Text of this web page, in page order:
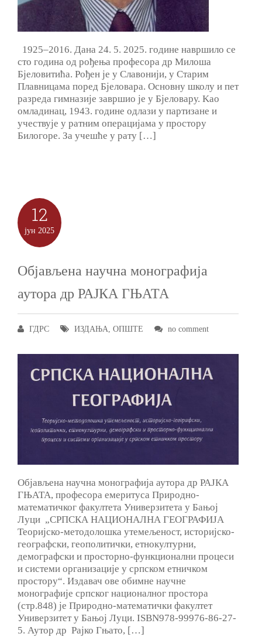
1925–2016. Дана 24. 5. 2025. године навршило се
сто година од рођења професора др Милоша
Бјеловитића. Рођен је у Славонији, у Старим
Плавницама поред Бјеловара. Основну школу и пет
разреда гимназије завршио је у Бјеловару. Kао
омладинац, 1943. године одлази у партизане и
учествује у ратним операцијама у простору
Билогоре. За учешће у рату […]
12
јун 2025
Објављена научна монографија
аутора др РАЈКА ГЊАТА
ГДРС ИЗДАЊА, ОПШТЕ no comment
Објављена научна монографија аутора др РАЈКА
ГЊАТА, професора емеритуса Природно-
математичког факултета Универзитета у Бањој
Луци „СРПСКА НАЦИОНАЛНА ГЕОГРАФИЈА
Теоријско-методолошка утемељеност, историјско-
географски, геополитички, етнокултурни,
демографски и просторно-функционални процеси
и системи организације у српском етничком
простору“. Издавач ове обимне научне
монографије српског националног простора
(стр.848) је Природно-математички факултет
Универзитет у Бањој Луци. ISBN978-99976-86-27-
5. Аутор др Рајко Гњато, […]